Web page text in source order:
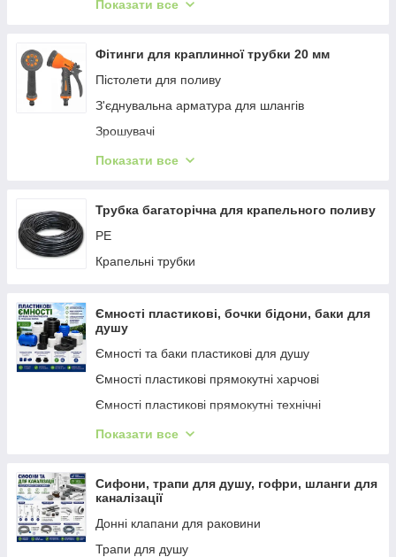
Кілки та подовжувачі
Шпильки та кронштейни
Діркопробивачі
Різне
Форсунки
Фітинг для стрічки крапельного поливу туман
GOLD SPRAY, OXI SPRAY, SILVER RAIN.
Крапельниці та емітери
Крапельниці та емітери
Крани DRIP SYSTEM 1
Аксесуари для стрічки "Туман"
Фітинги для крапельного поливання
Показати все
Фітинги для краплинної трубки 20 мм
Пістолети для поливу
З'єднувальна арматура для шлангів
Зрошувачі
Прокладки
Зрошувачі PROFI
Зрошувачі професійні
Штати-триноги
Показати все
Трубка багаторічна для крапельного поливу
PE
Крапельні трубки
Ємності пластикові, бочки бідони, баки для
душу
Ємності та баки пластикові для душу
Ємності пластикові прямокутні харчові
Ємності пластикові прямокутні технічні
Бочки бідони пластикові технічні чорні
Врізки для ємності
Показати все
Сифони, трапи для душу, гофри, шланги для
каналізації
Донні клапани для раковини
Трапи для душу